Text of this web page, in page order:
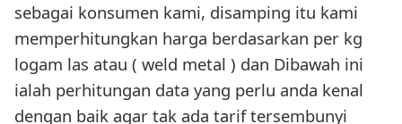
sebagai konsumen kami, disamping itu kami
memperhitungkan harga berdasarkan per kg
logam las atau ( weld metal ) dan Dibawah ini
ialah perhitungan data yang perlu anda kenal
dengan baik agar tak ada tarif tersembunyi